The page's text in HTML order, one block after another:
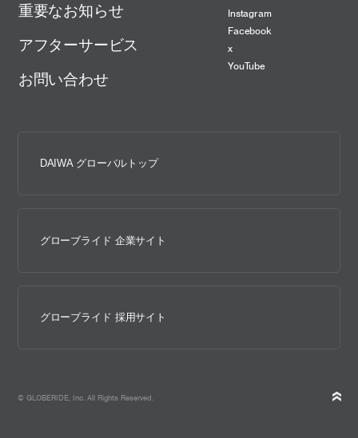
重要なお知らせ
アフターサービス
お問い合わせ
Instagram
Facebook
x
YouTube
DAIWA グローバルトップ
グローブライド 企業サイト
グローブライド 採用サイト
© GLOBERIDE, Inc. All Rights Reserved.